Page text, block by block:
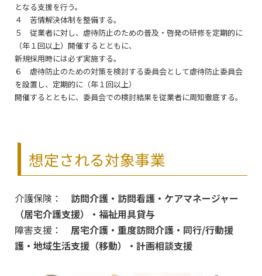
となる支援を行う。
４ 苦情解決体制を整備する。
５ 従業者に対し、虐待防止のための普及・啓発の研修を定期的に
（年１回以上）開催するとともに、
新規採用時には必ず実施する。
６ 虐待防止のための対策を検討する委員会として虐待防止委員会
を設置し、定期的に（年１回以上）
開催するとともに、委員会での検討結果を従業者に周知徹底する。
想定される対象事業
介護保険： 訪問介護・訪問看護・ケアマネージャー
（居宅介護支援）・福祉用具貸与
障害支援： 居宅介護・重度訪問介護・同行/行動援
護・地域生活支援（移動）・計画相談支援